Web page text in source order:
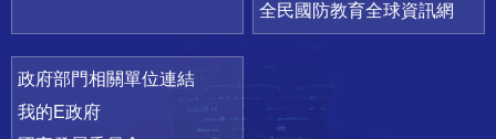
全民國防教育全球資訊網
政府部門相關單位連結
我的E政府